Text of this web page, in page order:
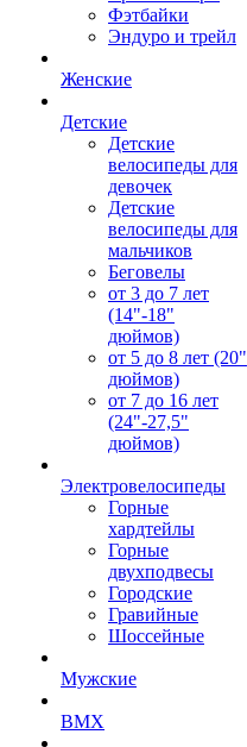
Фэтбайки
Эндуро и трейл
Женские
Детские
Детские
велосипеды для
девочек
Детские
велосипеды для
мальчиков
Беговелы
от 3 до 7 лет
(14"-18"
дюймов)
от 5 до 8 лет (20"
дюймов)
от 7 до 16 лет
(24"-27,5"
дюймов)
Электровелосипеды
Горные
хардтейлы
Горные
двухподвесы
Городские
Гравийные
Шоссейные
Мужские
BMX